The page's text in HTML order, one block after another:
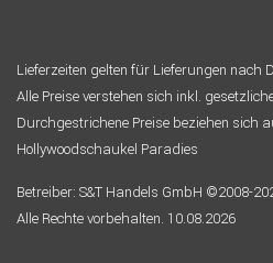
Lieferzeiten gelten für Lieferungen nach
Alle Preise verstehen sich inkl.
Durchgestrichene Preise beziehen sich
Hollywoodschaukel Paradies
Betreiber: S&T Handels GmbH ©2008-
Alle Rechte vorbehalten. 10.08.2026